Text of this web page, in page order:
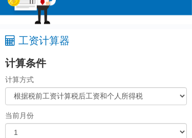
工资计算器
计算条件
计算方式
当前月份